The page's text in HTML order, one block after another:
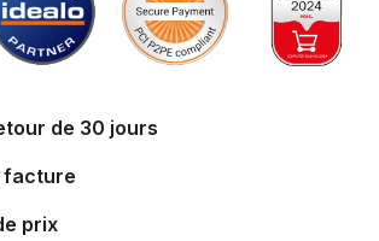
de 30 jours
facture
prix